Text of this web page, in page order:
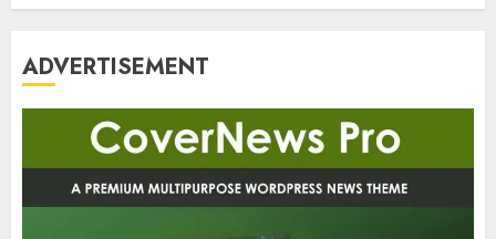
ADVERTISEMENT